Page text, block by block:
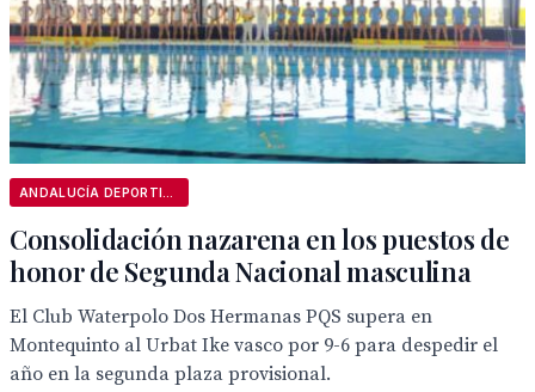
Consolidación nazarena en los puestos de
honor de Segunda Nacional masculina
El Club Waterpolo Dos Hermanas PQS supera en
Montequinto al Urbat Ike vasco por 9-6 para despedir el
año en la segunda plaza provisional.